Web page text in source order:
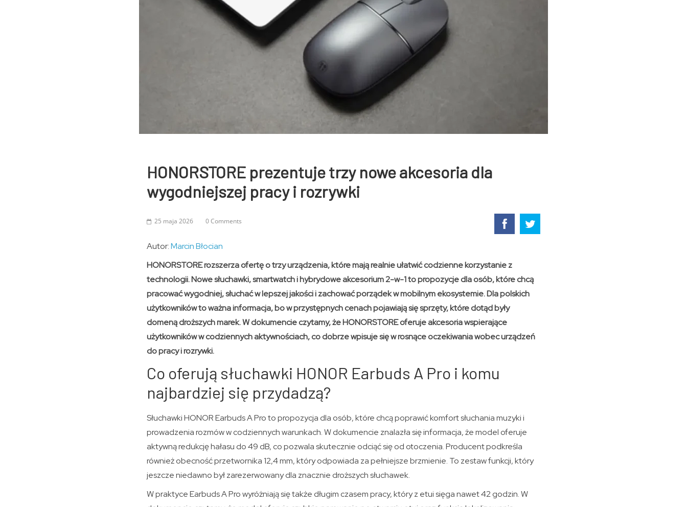
HONORSTORE prezentuje trzy nowe akcesoria dla
wygodniejszej pracy i rozrywki
25 maja 2026 0 Comments
Autor:Marcin Błocian
HONORSTORE rozszerza ofertę o trzy urządzenia, które mają realnie ułatwić codzienne korzystanie z
technologii. Nowe słuchawki, smartwatch i hybrydowe akcesorium 2-w-1 to propozycje dla osób, które chcą
pracować wygodniej, słuchać w lepszej jakości i zachować porządek w mobilnym ekosystemie. Dla polskich
użytkowników to ważna informacja, bo w przystępnych cenach pojawiają się sprzęty, które dotąd były
domeną droższych marek. W dokumencie czytamy, że HONORSTORE oferuje akcesoria wspierające
użytkowników w codziennych aktywnościach, co dobrze wpisuje się w rosnące oczekiwania wobec urządzeń
do pracy i rozrywki.
Co oferują słuchawki HONOR Earbuds A Pro i komu
najbardziej się przydadzą?
Słuchawki HONOR Earbuds A Pro to propozycja dla osób, które chcą poprawić komfort słuchania muzyki i
prowadzenia rozmów w codziennych warunkach. W dokumencie znalazła się informacja, że model oferuje
aktywną redukcję hałasu do 49 dB, co pozwala skutecznie odciąć się od otoczenia. Producent podkreśla
również obecność przetwornika 12,4 mm, który odpowiada za pełniejsze brzmienie. To zestaw funkcji, który
jeszcze niedawno był zarezerwowany dla znacznie droższych słuchawek.
W praktyce Earbuds A Pro wyróżniają się także długim czasem pracy, który z etui sięga nawet 42 godzin. W